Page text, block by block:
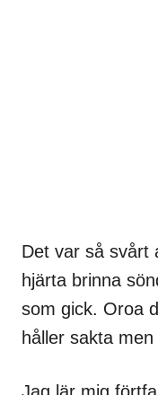
Det var så svårt
hjärta brinna
som gick. Oroa
håller sakta
Jag lär mig